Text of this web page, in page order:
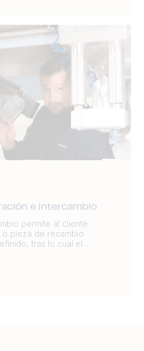
e intercambio
permite al cliente
pieza de recambio
tras lo cual el...